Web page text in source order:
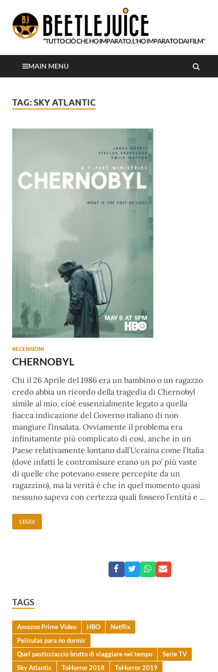
Beetlejuice
MAIN MENU
TAG: SKY ATLANTIC
RECENSIONI
CHERNOBYL
Chi il 26 Aprile del 1986 era un bambino o un ragazzo
credo abbia un ricordo della tragedia di Chernobyl
simile al mio, cioè essenzialmente legato a quella
fiacca indicazione del Governo italiano di non
mangiare l’insalata. Ovviamente il problema era
infinitamente più complicato di così, anche in un
Paese relativamente lontano dall’Ucraina come l’Italia
(dove infatti le contromisure erano un po’ più vaste
di quelle che potevano essere percepite da un
ragazzino), ma la verità è che in quel momento quasi
nessuno sapeva con certezza quali fossero l’entità e …
LEGGI
TAGS
Amazon Prime Video HBO
Netflix
Peliculas para no dormir
Quel pasticciaccio brutto di viaggiare nel tempo
Serie TV
Sky Atlantic
ToHorror 2018
ToHorror 2019